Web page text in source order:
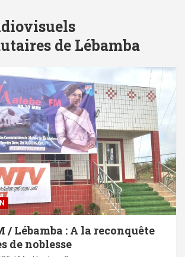
de Lébamba
/ Lébamba : A la reconquête
de noblesse